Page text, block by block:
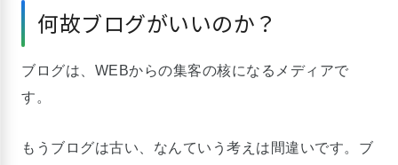
何故ブログがいいのか？
ブログは、WEBからの集客の核になるメディアで
す。
もうブログは古い、なんていう考えは間違いです。ブ